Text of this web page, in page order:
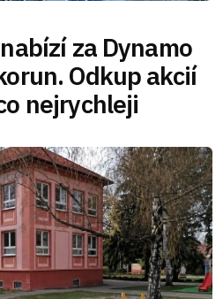
za Dynamo
Odkup akcií
nejrychleji